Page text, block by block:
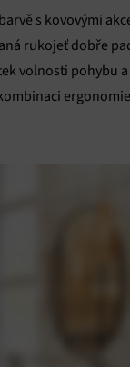
s kovovými
rukojeť dobře
volnosti pohybu